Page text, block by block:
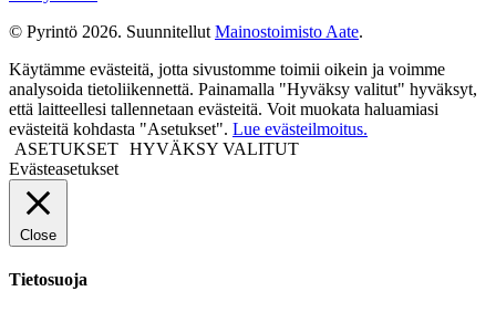
© Pyrintö 2026. Suunnitellut Mainostoimisto Aate.
Käytämme evästeitä, jotta sivustomme toimii oikein ja voimme
analysoida tietoliikennettä. Painamalla "Hyväksy valitut" hyväksyt,
että laitteellesi tallennetaan evästeitä. Voit muokata haluamiasi
evästeitä kohdasta "Asetukset". Lue evästeilmoitus.
ASETUKSET HYVÄKSY VALITUT
Evästeasetukset
Close
Tietosuoja